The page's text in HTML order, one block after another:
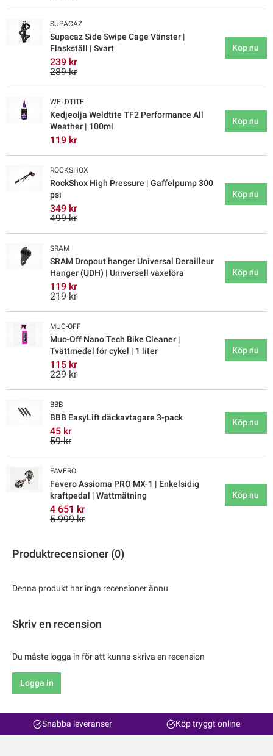
SUPACAZ
Supacaz Side Swipe Cage Vänster |
Flaskställ | Svart
239 kr
289 kr
Köp nu
WELDTITE
Kedjeolja Weldtite TF2 Performance All
Weather | 100ml
119 kr
Köp nu
ROCKSHOX
RockShox High Pressure | Gaffelpump 300
psi
349 kr
499 kr
Köp nu
SRAM
SRAM Dropout hanger Universal Derailleur
Hanger (UDH) | Universell växelöra
119 kr
219 kr
Köp nu
MUC-OFF
Muc-Off Nano Tech Bike Cleaner |
Tvättmedel för cykel | 1 liter
115 kr
229 kr
Köp nu
BBB
BBB EasyLift däckavtagare 3-pack
45 kr
59 kr
Köp nu
FAVERO
Favero Assioma PRO MX-1 | Enkelsidig
kraftpedal | Wattmätning
4 651 kr
5 999 kr
Köp nu
Produktrecensioner (0)
Denna produkt har inga recensioner ännu
Skriv en recension
Du måste logga in för att kunna skriva en recension
Logga in
Snabba leveranser Köp tryggt online